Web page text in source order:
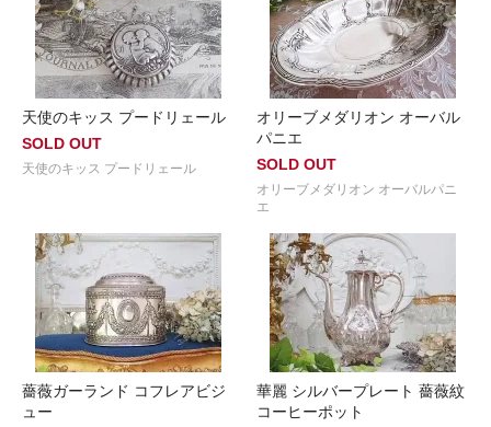
天使のキッス プードリェール
SOLD OUT
天使のキッス プードリェール
オリーブメダリオン オーバル
パニエ
SOLD OUT
オリーブメダリオン オーバルパニ
エ
薔薇ガーランド コフレアビジ
ュー
華麗 シルバープレート 薔薇紋
コーヒーポット